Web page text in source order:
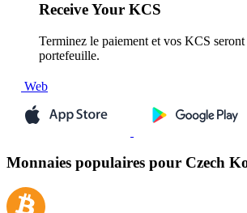
ReceiveYour KCS
Terminez le paiement et vos KCS
portefeuille.
Web
Monnaies populaires pour Czech